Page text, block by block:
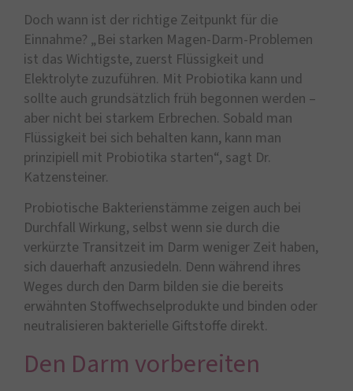
Doch wann ist der richtige Zeitpunkt für die
Einnahme? „Bei starken Magen-Darm-Problemen
ist das Wichtigste, zuerst Flüssigkeit und
Elektrolyte zuzuführen. Mit Probiotika kann und
sollte auch grundsätzlich früh begonnen werden –
aber nicht bei starkem Erbrechen. Sobald man
Flüssigkeit bei sich behalten kann, kann man
prinzipiell mit Probiotika starten“, sagt Dr.
Katzensteiner.
Probiotische Bakterienstämme zeigen auch bei
Durchfall Wirkung, selbst wenn sie durch die
verkürzte Transitzeit im Darm weniger Zeit haben,
sich dauerhaft anzusiedeln. Denn während ihres
Weges durch den Darm bilden sie die bereits
erwähnten Stoffwechselprodukte und binden oder
neutralisieren bakterielle Giftstoffe direkt.
Den Darm vorbereiten